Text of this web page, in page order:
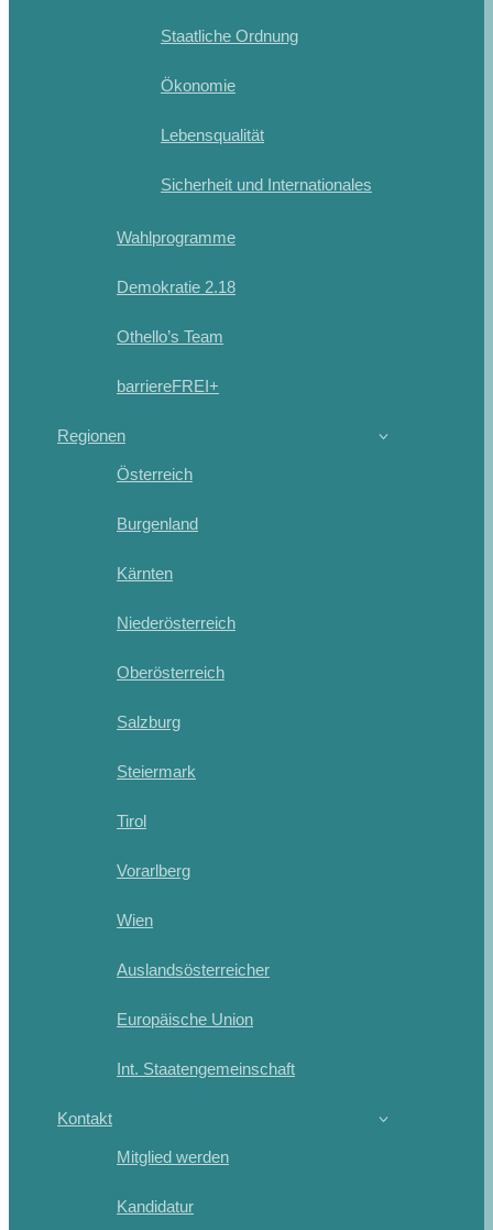
Staatliche Ordnung
Ökonomie
Lebensqualität
Sicherheit und Internationales
Wahlprogramme
Demokratie 2.18
Othello’s Team
barriereFREI+
Regionen
Österreich
Burgenland
Kärnten
Niederösterreich
Oberösterreich
Salzburg
Steiermark
Tirol
Vorarlberg
Wien
Auslandsösterreicher
Europäische Union
Int. Staatengemeinschaft
Kontakt
Mitglied werden
Kandidatur